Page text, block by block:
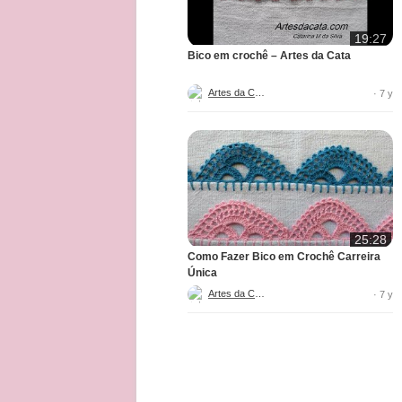
19:27
Bico em crochê – Artes da Cata
· 7 y
25:28
Como Fazer Bico em Crochê Carreira
Única
· 7 y